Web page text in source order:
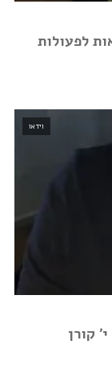
לפעולות
וידאו
קורן